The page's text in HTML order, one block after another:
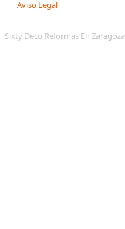
Aviso Legal
Sixty Deco Reformas En Zaragoza